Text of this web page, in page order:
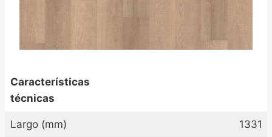
Características
técnicas
Largo (mm) 1331